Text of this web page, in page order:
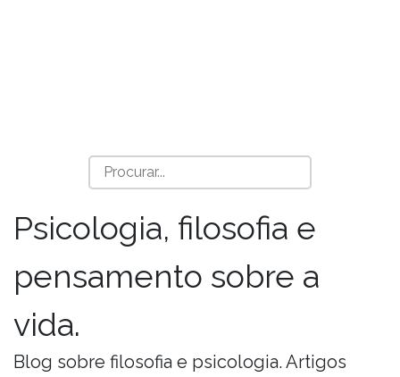
Psicologia, filosofia e
pensamento sobre a
vida.
Blog sobre filosofia e psicologia. Artigos